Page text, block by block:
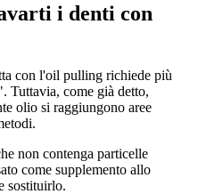
i denti con
con l'oil pulling richiede più
Tuttavia, come già detto,
olio si raggiungono aree
non contenga particelle
come supplemento allo
sostituirlo.